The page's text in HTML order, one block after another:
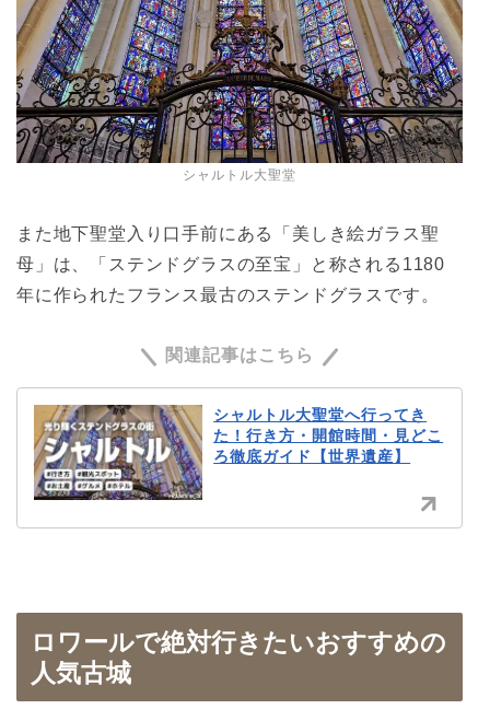
シャルトル大聖堂
また地下聖堂入り口手前にある「美しき絵ガラス聖
母」は、「ステンドグラスの至宝」と称される1180
年に作られたフランス最古のステンドグラスです。
関連記事はこちら
シャルトル大聖堂へ行ってき
た！行き方・開館時間・見どこ
ろ徹底ガイド【世界遺産】
ロワールで絶対行きたいおすすめの
人気古城